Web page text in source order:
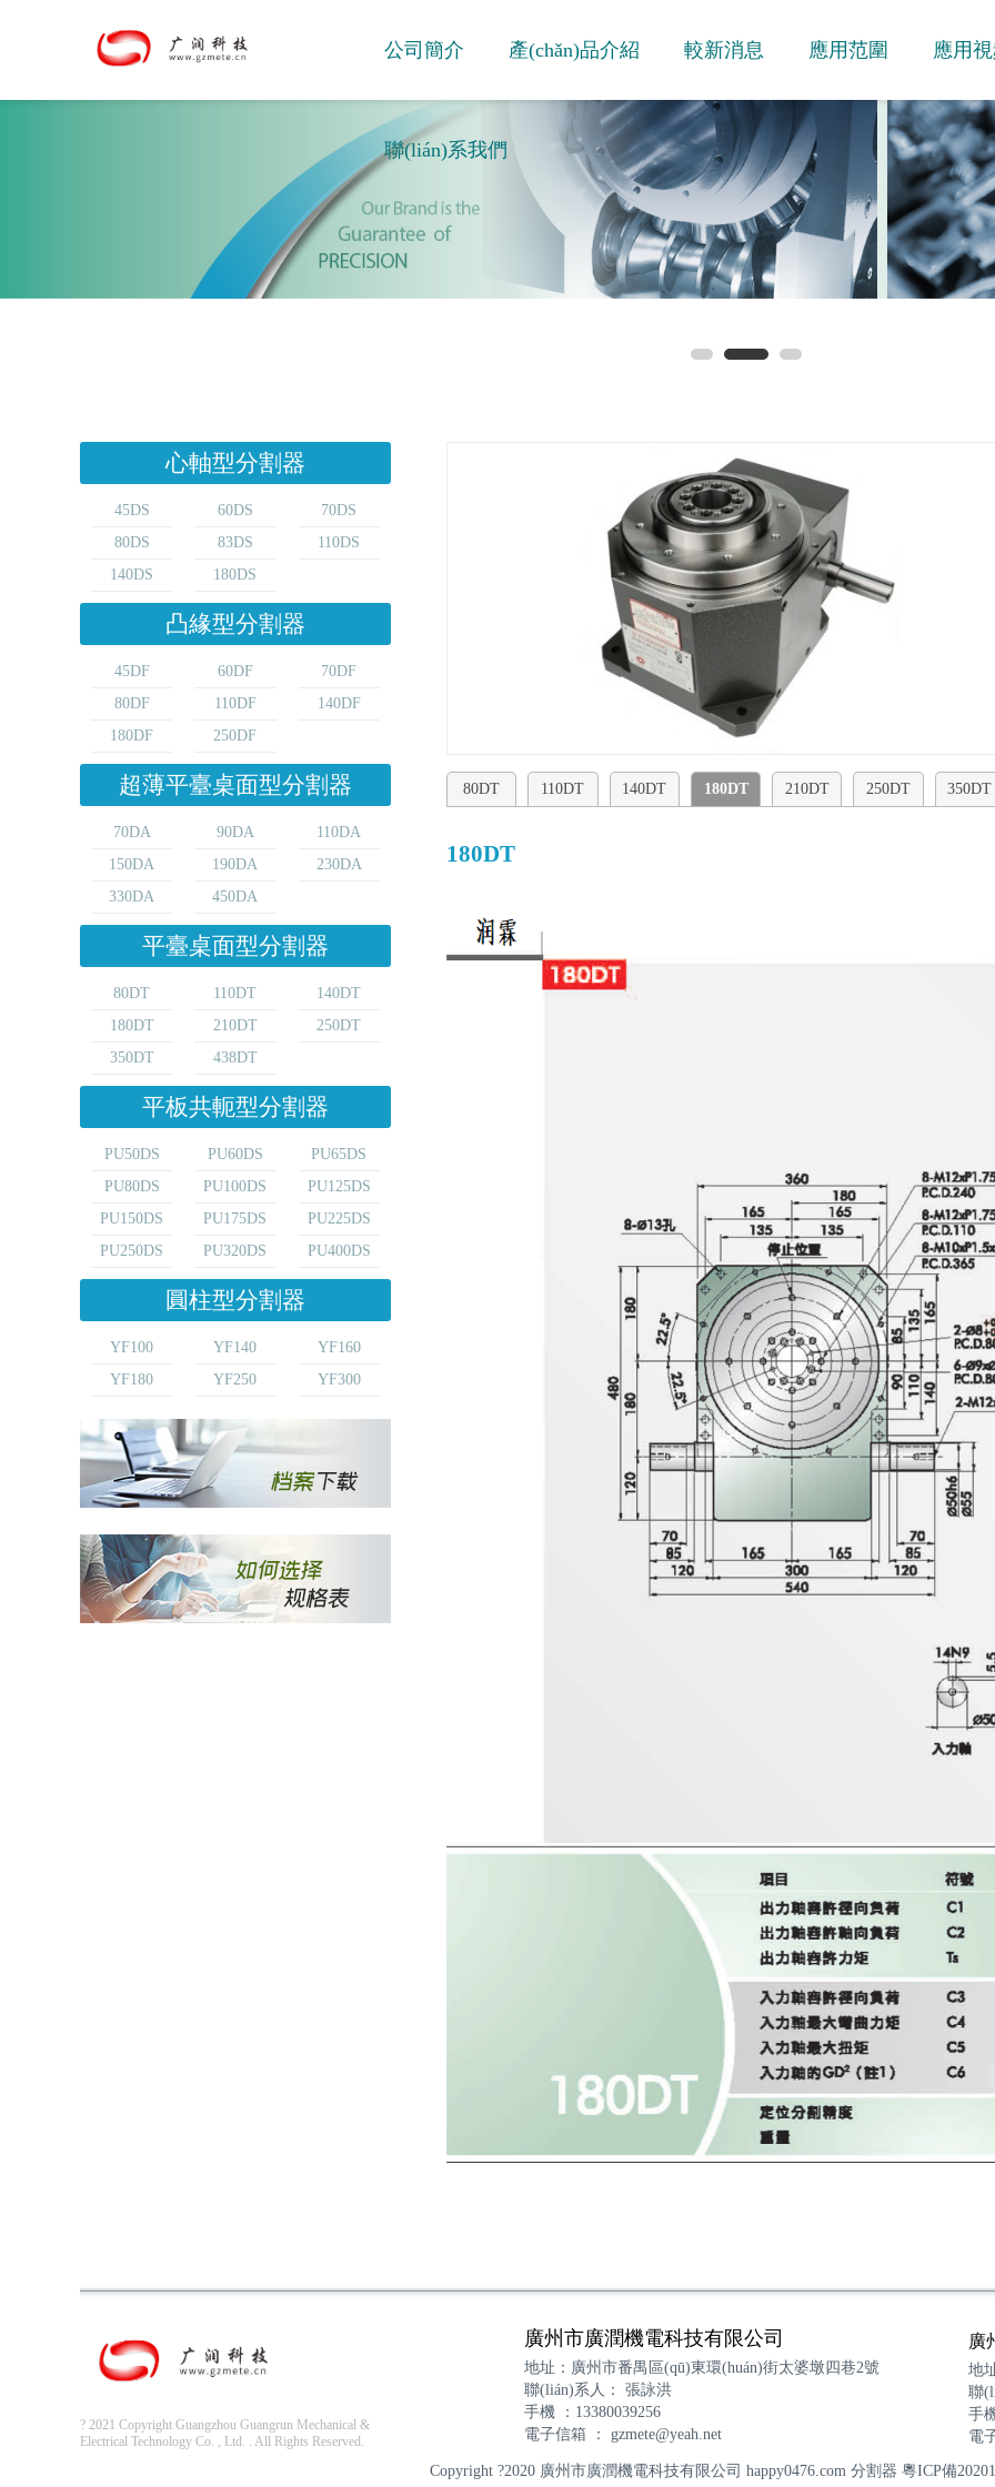
公司簡介 產(chǎn)品介紹 較新消息 應用范圍 應用
聯(lián)系我們
心軸型分割器
45DS 60DS
70DS
80DS
83DS
110DS
140DS
180DS
凸緣型分割器
45DF 60DF
70DF
80DF
110DF
140DF
180DF
250DF
超薄平臺桌面型分割器
70DA 90DA
110DA
150DA
190DA
230DA
330DA
450DA
平臺桌面型分割器
80DT 110DT
140DT
180DT
210DT
250DT
350DT
438DT
平板共軛型分割器
PU50DS PU60DS
PU65DS
PU80DS
PU100DS
PU125DS
PU150DS
PU175DS
PU225DS
PU250DS
PU320DS PU400DS
圓柱型分割器
YF100 YF140
YF160
YF180
YF250 YF300
80DT 110DT 140DT 180DT 210DT 250DT 350DT
180DT
? 2021 Copyright Guangzhou Guangrun Mechanical &
Electrical Technology Co. , Ltd. . All Rights Reserved.
廣州市廣潤機電科技有限公司
地址：廣州市番禺區(qū)東環(huán)街太婆墩四巷2號
聯(lián)系人： 張詠洪
手機 ：13380039256
電子信箱 ： gzmete@yeah.net
廣
地
聯
手
電
Copyright ?2020 廣州市廣潤機電科技有限公司 happy0476.com 分割器 粵ICP備